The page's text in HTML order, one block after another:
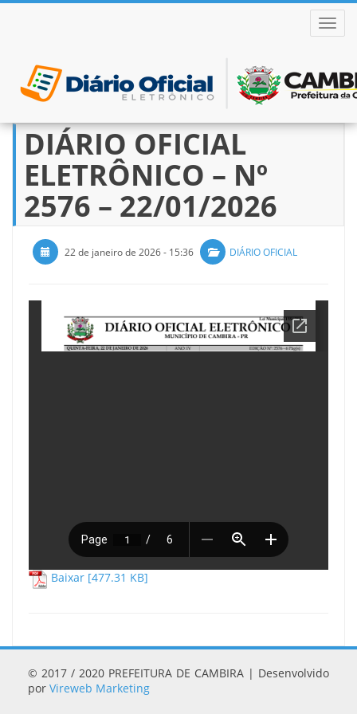
Pular
para
conteúdo
DIÁRIO OFICIAL
ELETRÔNICO – Nº
2576 – 22/01/2026
22 de janeiro de 2026 - 15:36 DIÁRIO OFICIAL
Baixar [477.31 KB]
© 2017 / 2020 PREFEITURA DE CAMBIRA | Desenvolvido
por Vireweb Marketing